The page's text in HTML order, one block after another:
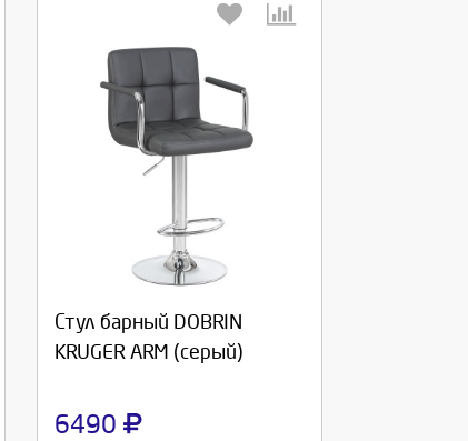
Стул барный DOBRIN
KRUGER ARM (серый)
6490